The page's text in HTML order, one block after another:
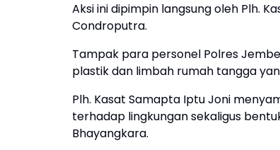
Aksi ini dipimpin langsung oleh Plh.
Condroputra.
Tampak para personel Polres
plastik dan limbah rumah tangga
Plh. Kasat Samapta Iptu Joni
terhadap lingkungan sekaligus
Bhayangkara.